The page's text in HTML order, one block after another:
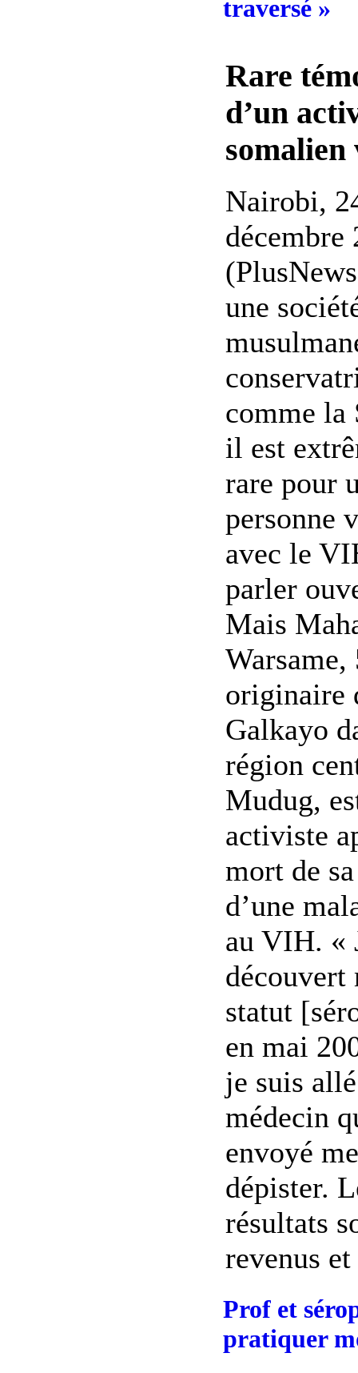
traversé »
Rare
d’un
somalien
Nairobi,
décembre
une
comme la
il est
rare pour
personne
avec le
parler
Mais
Warsame,
originaire
Galkayo
région
Mudug,
activiste
mort de
d’une
au VIH. «
découvert
statut
en mai
je suis
médecin
envoyé
dépister.
résultats
revenus
Prof et
pratiquer